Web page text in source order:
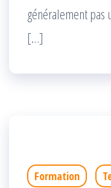
généralement
[…]
Formation